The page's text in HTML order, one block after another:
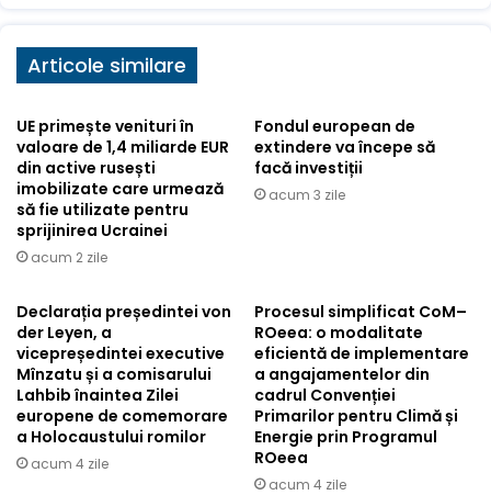
Articole similare
UE primește venituri în
valoare de 1,4 miliarde EUR
din active rusești
imobilizate care urmează
să fie utilizate pentru
sprijinirea Ucrainei
acum 2 zile
Fondul european de
extindere va începe să
facă investiții
acum 3 zile
Declarația președintei von
der Leyen, a
vicepreședintei executive
Mînzatu și a comisarului
Lahbib înaintea Zilei
europene de comemorare
a Holocaustului romilor
acum 4 zile
Procesul simplificat CoM–
ROeea: o modalitate
eficientă de implementare
a angajamentelor din
cadrul Convenției
Primarilor pentru Climă și
Energie prin Programul
ROeea
acum 4 zile